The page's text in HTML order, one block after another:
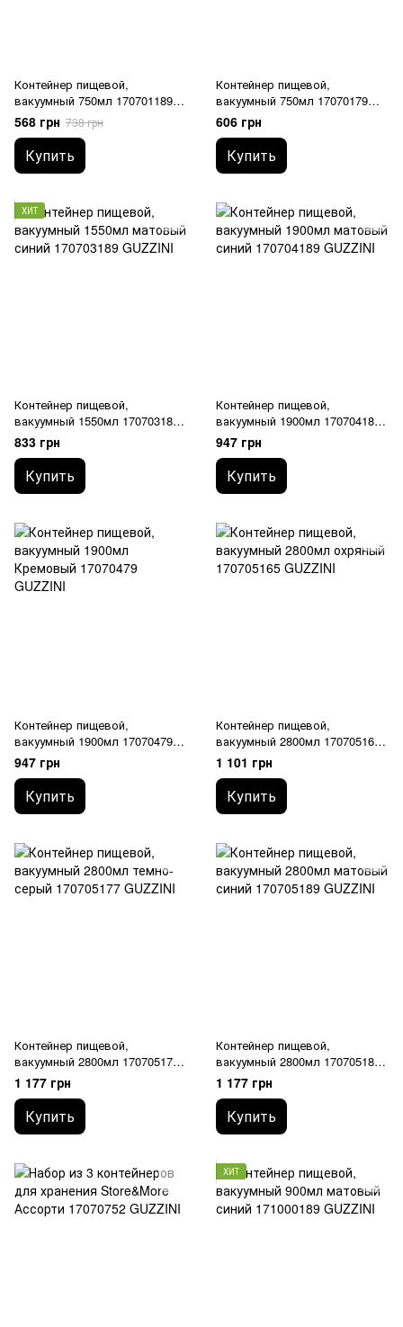
Контейнер пищевой,
вакуумный 750мл 170701189
GUZZINI
568 грн 738 грн
Купить
Контейнер пищевой,
вакуумный 750мл 17070179
GUZZINI
606 грн
Купить
ХИТ
Контейнер пищевой,
вакуумный 1550мл 170703189
GUZZINI
833 грн
Купить
Контейнер пищевой,
вакуумный 1900мл 170704189
GUZZINI
947 грн
Купить
Контейнер пищевой,
вакуумный 1900мл 17070479
GUZZINI
947 грн
Купить
Контейнер пищевой,
вакуумный 2800мл 170705165
GUZZINI
1 101 грн
Купить
Контейнер пищевой,
вакуумный 2800мл 170705177
GUZZINI
1 177 грн
Купить
Контейнер пищевой,
вакуумный 2800мл 170705189
GUZZINI
1 177 грн
Купить
ХИТ